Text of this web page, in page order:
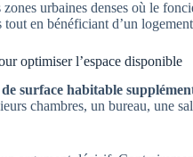
urbaines denses où le
en bénéficiant d’un
optimiser l’espace disponible
surface habitable
chambres, un bureau, une